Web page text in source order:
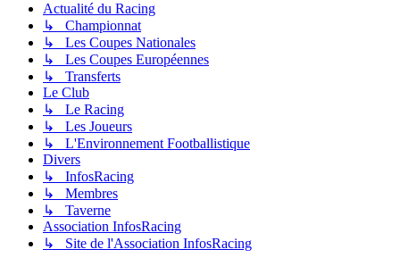
Actualité du Racing
↳ Championnat
↳ Les Coupes Nationales
↳ Les Coupes Européennes
↳ Transferts
Le Club
↳ Le Racing
↳ Les Joueurs
↳ L'Environnement Footballistique
Divers
↳ InfosRacing
↳ Membres
↳ Taverne
Association InfosRacing
↳ Site de l'Association InfosRacing